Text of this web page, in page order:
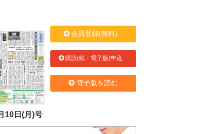
10日(月)号
会員登録(無料)
購読(紙・電子版)申込
電子版を読む